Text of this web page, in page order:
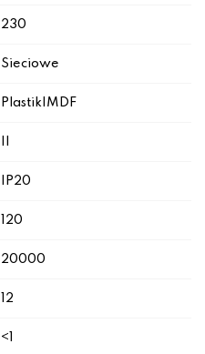
230
Sieciowe
Plastik|MDF
IP20
120
20000
12
<1